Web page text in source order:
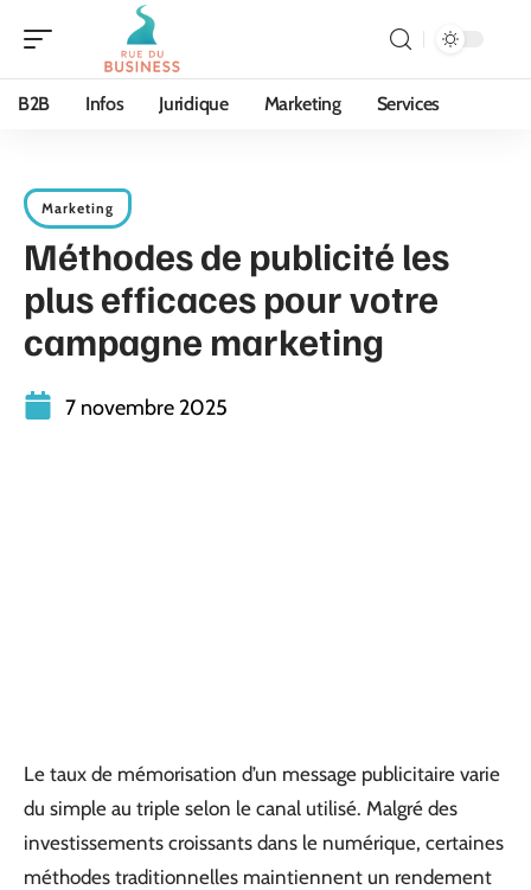
B2B Infos Juridique Marketing Services
Marketing
Méthodes de publicité les
plus efficaces pour votre
campagne marketing
7 novembre 2025
Le taux de mémorisation d’un message publicitaire varie
du simple au triple selon le canal utilisé. Malgré des
investissements croissants dans le numérique, certaines
méthodes traditionnelles maintiennent un rendement